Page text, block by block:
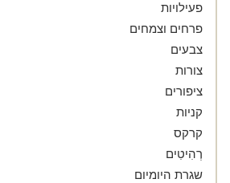
פעילויות
פרחים וצמחים
צבעים
צורות
ציפורים
קניות
קרקס
רְהִיטִים
שגרת היומיום